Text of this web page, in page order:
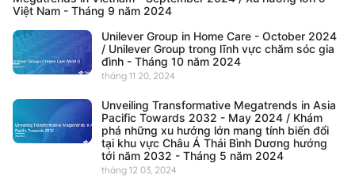
Việt Nam - Tháng 9 năm 2024
Unilever Group in Home Care - October 2024
/ Unilever Group trong lĩnh vực chăm sóc gia
đình - Tháng 10 năm 2024
tháng 11 20, 2024
Unveiling Transformative Megatrends in Asia
Pacific Towards 2032 - May 2024 / Khám
phá những xu hướng lớn mang tính biến đổi
tại khu vực Châu Á Thái Bình Dương hướng
tới năm 2032 - Tháng 5 năm 2024
tháng 12 03, 2024